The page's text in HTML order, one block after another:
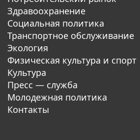
Здравоохранение
Социальная политика
Транспортное обслуживание
Экология
Физическая культура и спорт
Культура
Пресс — служба
Молодежная политика
Контакты